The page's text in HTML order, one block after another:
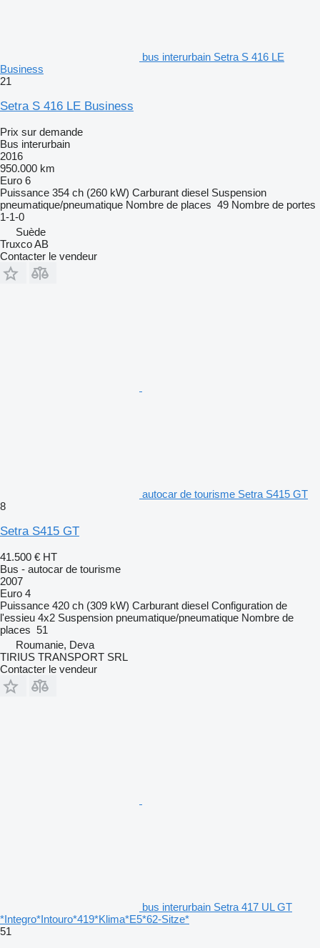
bus interurbain Setra S 416 LE
Business
21
Setra S 416 LE Business
Prix sur demande
Bus interurbain
2016
950.000 km
Euro 6
Puissance 354 ch (260 kW) Carburant diesel Suspension
pneumatique/pneumatique Nombre de places 49 Nombre de portes
1-1-0
Suède
Truxco AB
Contacter le vendeur
autocar de tourisme Setra S415 GT
8
Setra S415 GT
41.500 € HT
Bus - autocar de tourisme
2007
Euro 4
Puissance 420 ch (309 kW) Carburant diesel Configuration de
l'essieu 4x2 Suspension pneumatique/pneumatique Nombre de
places 51
Roumanie, Deva
TIRIUS TRANSPORT SRL
Contacter le vendeur
bus interurbain Setra 417 UL GT
*Integro*Intouro*419*Klima*E5*62-Sitze*
51